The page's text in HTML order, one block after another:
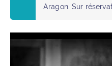
Aragon. Sur